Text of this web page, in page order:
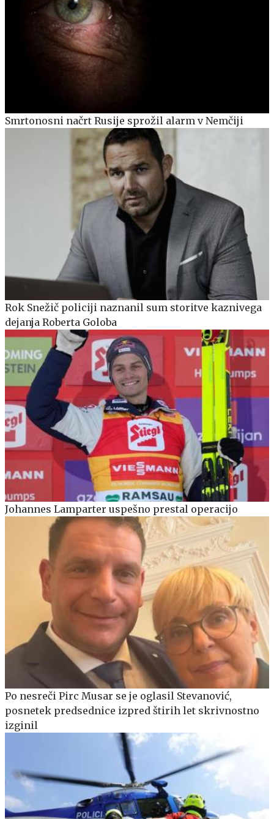
Smrtonosni načrt Rusije sprožil alarm v Nemčiji
Rok Snežič policiji naznanil sum storitve kaznivega
dejanja Roberta Goloba
Johannes Lamparter uspešno prestal operacijo
Po nesreči Pirc Musar se je oglasil Stevanović,
posnetek predsednice izpred štirih let skrivnostno
izginil